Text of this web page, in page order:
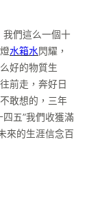
我們這么一個十
水箱水閃耀，
好的物質生
前走，奔好日
敢想的，三年
四五”我們收獲滿
來的生涯信念百